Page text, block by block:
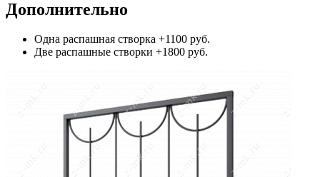
Дополнительно
Одна распашная створка +1100 руб.
Две распашные створки +1800 руб.